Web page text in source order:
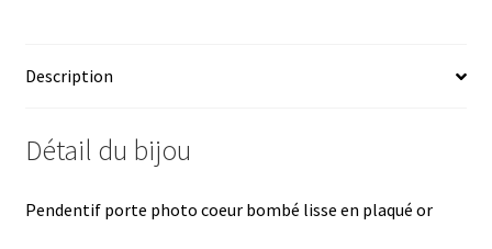
o
o
k
Description
Détail du bijou
Pendentif porte photo coeur bombé lisse en plaqué or